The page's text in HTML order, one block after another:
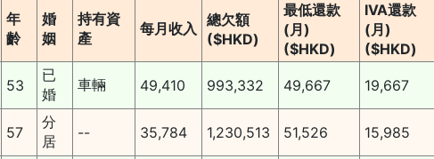
年
齡
婚
姻
持有資
產
每月收入 總欠額
($HKD)
最低還款
(月)
($HKD)
IVA還款
(月)
($HKD)
53
已
婚
車輛 49,410 993,332 49,667 19,667
57
分
居
-- 35,784 1,230,513 51,526 15,985